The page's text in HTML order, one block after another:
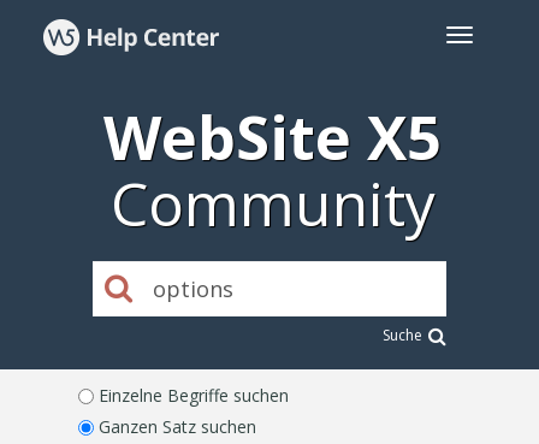
WebSite X5
Community
Suche
Einzelne Begriffe suchen
Ganzen Satz suchen